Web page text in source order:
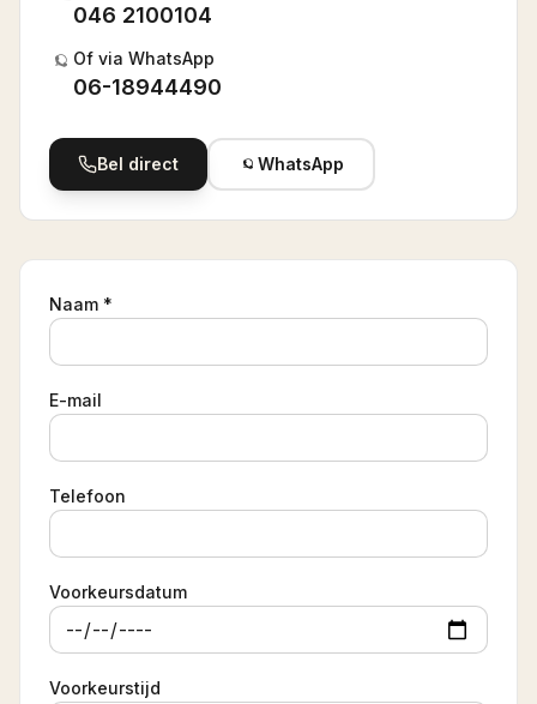
046 2100104
Of via WhatsApp
06-18944490
Bel direct WhatsApp
Naam *
E-mail
Telefoon
Voorkeursdatum
Voorkeurstijd